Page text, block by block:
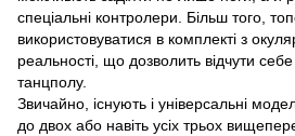
спеціальні контролери. Більш того,
використовуватися в комплекті з
реальності, що дозволить відчути
танцполу.
Звичайно, існують і універсальні
до двох або навіть усіх трьох